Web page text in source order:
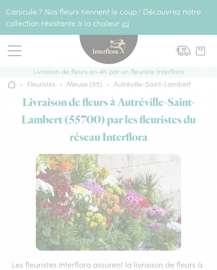
Canicule ? Nos fleurs tiennent le coup ! Découvrez notre
collection résistante à la chaleur ici
Livraison de fleurs en 4h par un fleuriste Interflora
Accueil
› Fleuristes › Meuse (55) › Autréville-Saint-Lambert
Livraison de fleurs à Autréville-Saint-
Lambert (55700) par les fleuristes du
réseau Interflora
Les fleuristes Interflora assurent la livraison de fleurs à